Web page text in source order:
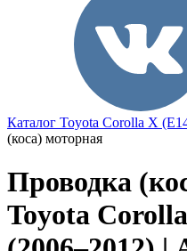
Каталог Toyota Corolla X
(коса) моторная
Проводка
Toyota